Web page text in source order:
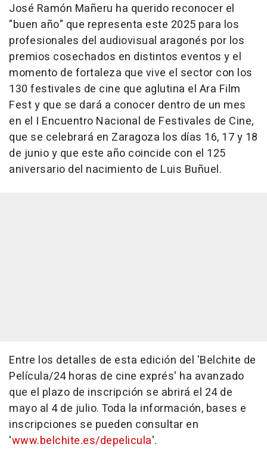
José Ramón Mañeru ha querido reconocer el
"buen año" que representa este 2025 para los
profesionales del audiovisual aragonés por los
premios cosechados en distintos eventos y el
momento de fortaleza que vive el sector con los
130 festivales de cine que aglutina el Ara Film
Fest y que se dará a conocer dentro de un mes
en el I Encuentro Nacional de Festivales de Cine,
que se celebrará en Zaragoza los días 16, 17 y 18
de junio y que este año coincide con el 125
aniversario del nacimiento de Luis Buñuel.
Entre los detalles de esta edición del 'Belchite de
Película/24 horas de cine exprés' ha avanzado
que el plazo de inscripción se abrirá el 24 de
mayo al 4 de julio. Toda la información, bases e
inscripciones se pueden consultar en
'www.belchite.es/depelicula'.